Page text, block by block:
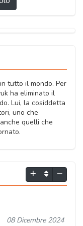
tutto il mondo. Per
ha eliminato il
Lui, la cosiddetta
uno che
quelli che
08 Dicembre 2024